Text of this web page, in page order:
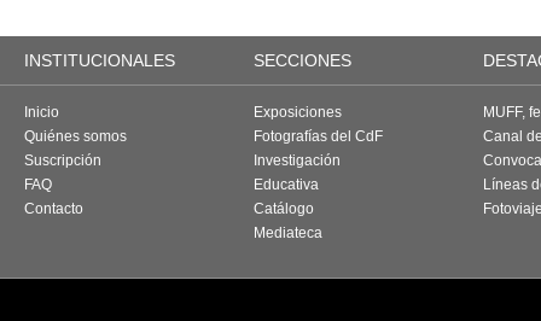
INSTITUCIONALES SECCIONES
Inicio
Quiénes somos
Suscripción
FAQ
Contacto
Exposiciones
Fotografías del CdF
Investigación
Educativa
Catálogo
Mediateca
MUFF,
Canal
Líneas